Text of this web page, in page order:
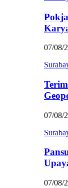
07/08/
07/08/
07/08/